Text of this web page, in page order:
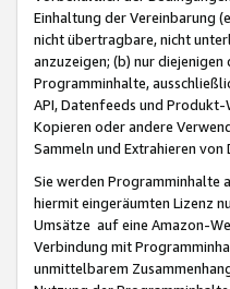
Einhaltung der Vereinbarung
nicht übertragbare, nicht
anzuzeigen; (b) nur
Programminhalte,
API, Datenfeeds und
Kopieren oder andere
Sammeln und Extrahieren
Sie werden Programminhalte
hiermit eingeräumten Lizenz
Umsätze auf eine Amazon-
Verbindung mit
unmittelbarem